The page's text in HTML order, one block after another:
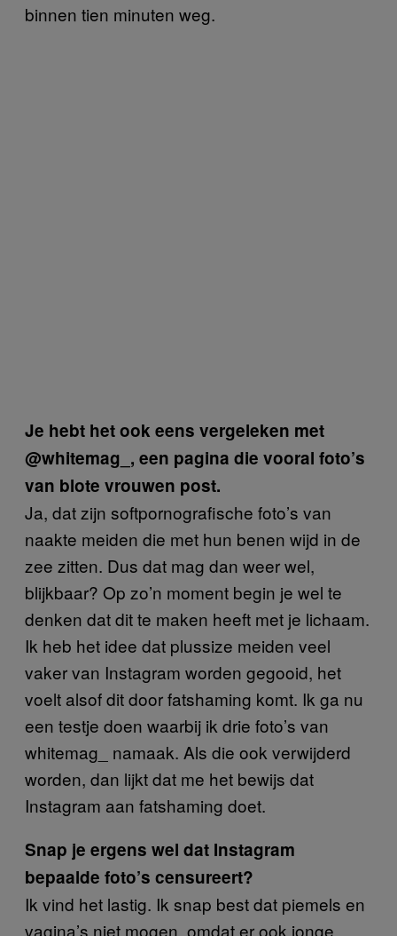
binnen tien minuten weg.
Je hebt het ook eens vergeleken met
@whitemag_, een pagina die vooral foto’s
van blote vrouwen post.
Ja, dat zijn softpornografische foto’s van
naakte meiden die met hun benen wijd in de
zee zitten. Dus dat mag dan weer wel,
blijkbaar? Op zo’n moment begin je wel te
denken dat dit te maken heeft met je lichaam.
Ik heb het idee dat plussize meiden veel
vaker van Instagram worden gegooid, het
voelt alsof dit door fatshaming komt. Ik ga nu
een testje doen waarbij ik drie foto’s van
whitemag_ namaak. Als die ook verwijderd
worden, dan lijkt dat me het bewijs dat
Instagram aan fatshaming doet.
Snap je ergens wel dat Instagram
bepaalde foto’s censureert?
Ik vind het lastig. Ik snap best dat piemels en
vagina’s niet mogen, omdat er ook jonge